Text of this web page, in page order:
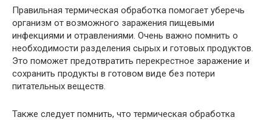
Правильная термическая обработка помогает уберечь
организм от возможного заражения пищевыми
инфекциями и отравлениями. Очень важно помнить о
необходимости разделения сырых и готовых продуктов.
Это поможет предотвратить перекрестное заражение и
сохранить продукты в готовом виде без потери
питательных веществ.
Также следует помнить, что термическая обработка